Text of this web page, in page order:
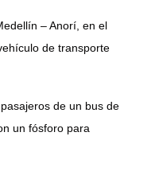
– Anorí, en el
de transporte
de un bus de
un fósforo para